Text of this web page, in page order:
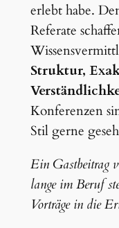
erlebt habe.
Referate
Struktur,
Konferenzen
Stil gerne
Ein Gastbeitrag
lange im Beruf
Vorträge in die